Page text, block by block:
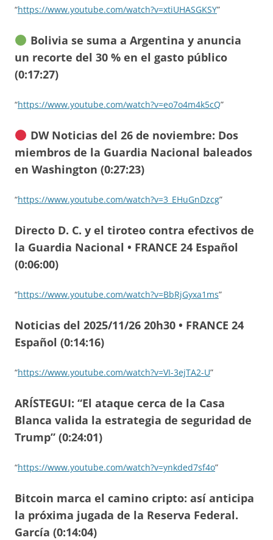
“https://www.youtube.com/watch?v=xtiUHASGKSY”
Bolivia se suma a Argentina y anuncia
un recorte del 30 % en el gasto público
(0:17:27)
“https://www.youtube.com/watch?v=eo7o4m4k5cQ”
DW Noticias del 26 de noviembre: Dos
miembros de la Guardia Nacional baleados
en Washington (0:27:23)
“https://www.youtube.com/watch?v=3_EHuGnDzcg”
Directo D. C. y el tiroteo contra efectivos de
la Guardia Nacional • FRANCE 24 Español
(0:06:00)
“https://www.youtube.com/watch?v=BbRjGyxa1ms”
Noticias del 2025/11/26 20h30 • FRANCE 24
Español (0:14:16)
“https://www.youtube.com/watch?v=VI-3ejTA2-U”
ARÍSTEGUI: “El ataque cerca de la Casa
Blanca valida la estrategia de seguridad de
Trump” (0:24:01)
“https://www.youtube.com/watch?v=ynkded7sf4o”
Bitcoin marca el camino cripto: así anticipa
la próxima jugada de la Reserva Federal.
García (0:14:04)